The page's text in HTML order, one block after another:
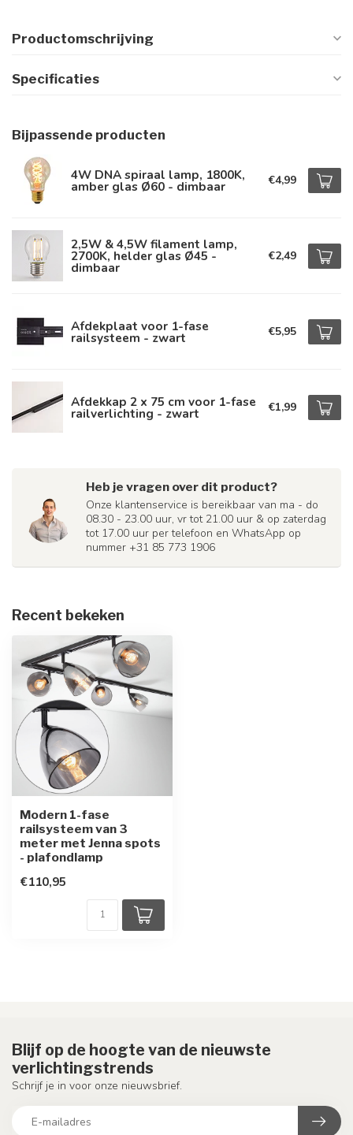
Productomschrijving
Specificaties
Bijpassende producten
4W DNA spiraal lamp, 1800K,
amber glas Ø60 - dimbaar €4,99
2,5W & 4,5W filament lamp,
2700K, helder glas Ø45 -
dimbaar
€2,49
Afdekplaat voor 1-fase
railsysteem - zwart €5,95
Afdekkap 2 x 75 cm voor 1-fase
railverlichting - zwart €1,99
Heb je vragen over dit product?
Onze klantenservice is bereikbaar van ma - do
08.30 - 23.00 uur, vr tot 21.00 uur & op zaterdag
tot 17.00 uur per telefoon en WhatsApp op
nummer +31 85 773 1906
Recent bekeken
Modern 1-fase
railsysteem van 3
meter met Jenna spots
- plafondlamp
€110,95
Blijf op de hoogte van de nieuwste
verlichtingstrends
Schrijf je in voor onze nieuwsbrief.